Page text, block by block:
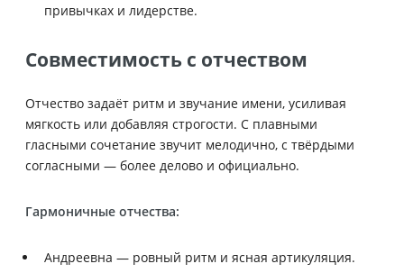
привычках и лидерстве.
Совместимость с отчеством
Отчество задаёт ритм и звучание имени, усиливая
мягкость или добавляя строгости. С плавными
гласными сочетание звучит мелодично, с твёрдыми
согласными — более делово и официально.
Гармоничные отчества:
Андреевна — ровный ритм и ясная артикуляция.